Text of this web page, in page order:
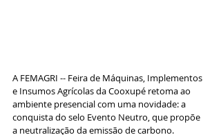
A FEMAGRI -- Feira de Máquinas, Implementos
e Insumos Agrícolas da Cooxupé retoma ao
ambiente presencial com uma novidade: a
conquista do selo Evento Neutro, que propõe
a neutralização da emissão de carbono.